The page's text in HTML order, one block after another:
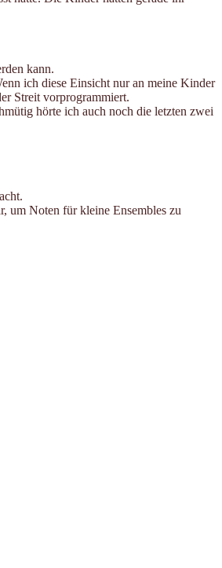
kann.
ich diese Einsicht nur an meine Kinder
Streit vorprogrammiert.
hörte ich auch noch die letzten zwei
um Noten für kleine Ensembles zu